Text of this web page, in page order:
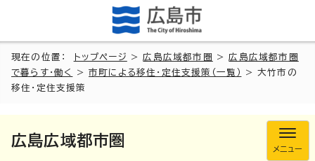
現在の位置： トップページ >広島広域都市圏 >広島広域都市圏
で暮らす・働く
>市町による移住・定住支援策（一覧）
> 大竹市の
移住・定住支援策
広島広域都市圏
メニュー